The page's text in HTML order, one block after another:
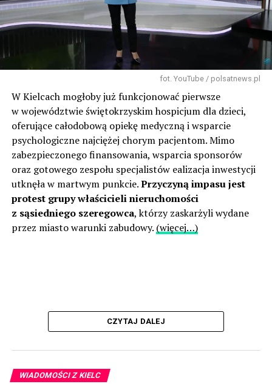
fot. YouTube / polsatnews.pl
W Kielcach mogłoby już funkcjonować pierwsze
w województwie świętokrzyskim hospicjum dla dzieci,
oferujące całodobową opiekę medyczną i wsparcie
psychologiczne najciężej chorym pacjentom. Mimo
zabezpieczonego finansowania, wsparcia sponsorów
oraz gotowego zespołu specjalistów ealizacja inwestycji
utknęła w martwym punkcie.Przyczyną impasu jest
protest grupy właścicieli nieruchomości
z sąsiedniego szeregowca, którzy zaskarżyli wydane
przez miasto warunki zabudowy. (więcej…)
CZYTAJ DALEJ
WIADOMOŚCI Z KIELC